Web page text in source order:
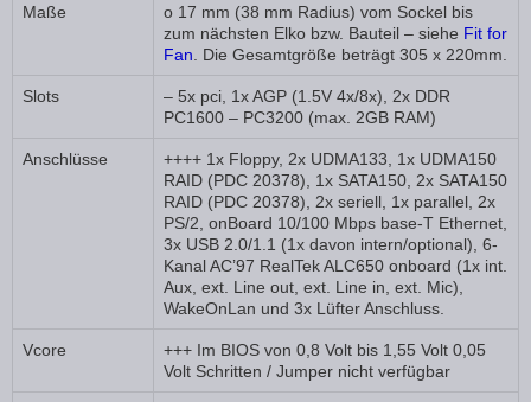
Maße
o 17 mm (38 mm Radius) vom Sockel bis
zum nächsten Elko bzw. Bauteil – siehe Fit for
Fan. Die Gesamtgröße beträgt 305 x 220mm.
Slots
– 5x pci, 1x AGP (1.5V 4x/8x), 2x DDR
PC1600 – PC3200 (max. 2GB RAM)
Anschlüsse
++++ 1x Floppy, 2x UDMA133, 1x UDMA150
RAID (PDC 20378), 1x SATA150, 2x SATA150
RAID (PDC 20378), 2x seriell, 1x parallel, 2x
PS/2, onBoard 10/100 Mbps base-T Ethernet,
3x USB 2.0/1.1 (1x davon intern/optional), 6-
Kanal AC’97 RealTek ALC650 onboard (1x int.
Aux, ext. Line out, ext. Line in, ext. Mic),
WakeOnLan und 3x Lüfter Anschluss.
Vcore
+++ Im BIOS von 0,8 Volt bis 1,55 Volt 0,05
Volt Schritten / Jumper nicht verfügbar